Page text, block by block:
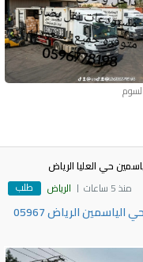
حي العليا الرياض
منذ 5 ساعات
الرياض طلب
دينا توصيل اثاث الي جمعيه خيريه حي الياسمين الرياض 05967